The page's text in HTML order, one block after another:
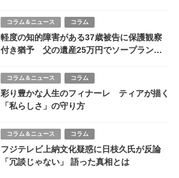
コラム＆ニュース コラム
軽度の知的障害がある37歳被告に保護観察
付き猶予 父の遺産25万円でソープランド
コラム＆ニュース コラム
彩り豊かな人生のフィナーレ ティアが描く
「私らしさ」の守り方
コラム＆ニュース コラム
フジテレビ上納文化疑惑に日枝久氏が反論
「冗談じゃない」 語った真相とは